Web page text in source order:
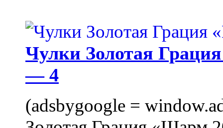
Чулки Золотая
— 4
(adsbygoogle =